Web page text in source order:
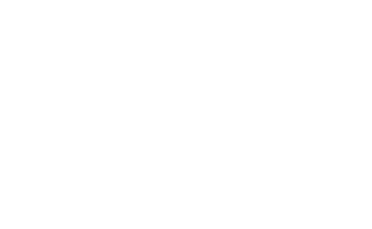
Württemberg (konex)